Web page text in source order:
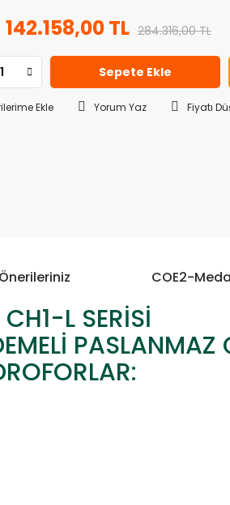
142.158,00 TL 284.316,00 TL
Sepete Ekle
Yorum Yaz Fiyatı
Önerileriniz COE2-
L SERİSİ
PASLANMAZ